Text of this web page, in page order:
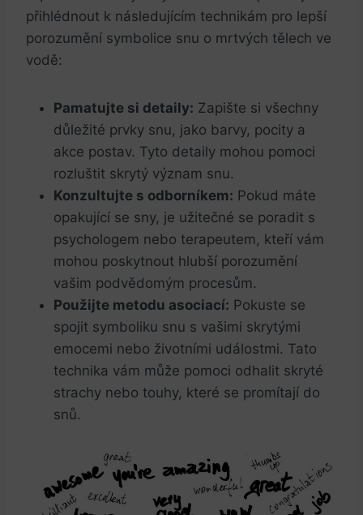
přihlédnout k následujícím technikám pro lepší
porozumění symbolice snu o mrtvých tělech ve
vodě:
Pamatujte si detaily: Zapište si všechny
důležité prvky snu, jako barvy, pocity a
akce postav. Tyto detaily mohou pomoci
rozluštit skrytý význam snu.
Konzultujte s odborníkem: Pokud máte
opakující se sny, je užitečné se poradit s
psychologem nebo terapeutem, kteří vám
mohou poskytnout hlubší porozumění
vašim podvědomým procesům.
Použijte metodu asociací: Pokuste se
spojit symboliku snu s vašimi skrytými
emocemi nebo životními událostmi. Tato
technika vám může pomoci odhalit skryté
strachy nebo touhy, které se promítají do
snů.